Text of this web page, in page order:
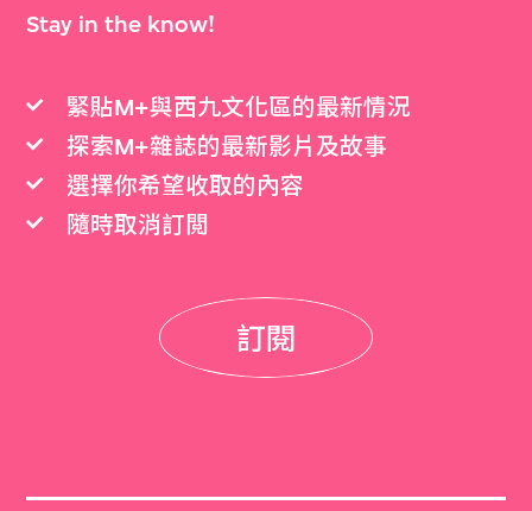
Stay in the know!
緊貼M+與西九文化區的最新情況
探索M+雜誌的最新影片及故事
選擇你希望收取的內容
隨時取消訂閲
訂閱